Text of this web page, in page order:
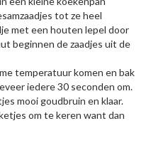
tot ze heel
met een houten lepel door
beginnen de zaadjes uit de
temperatuur komen en bak
iedere 30 seconden om.
mooi goudbruin en klaar.
om te keren want dan